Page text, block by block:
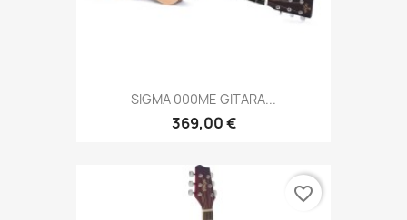
SIGMA 000ME GITARA...
369,00 €
favorite_border